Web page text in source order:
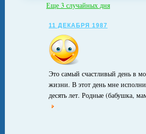
Еще 3 случайных дня
11 ДЕКАБРЯ 1987
Это самый счастливый день в
жизни. В этот день мне
десять лет. Родные (бабушка,